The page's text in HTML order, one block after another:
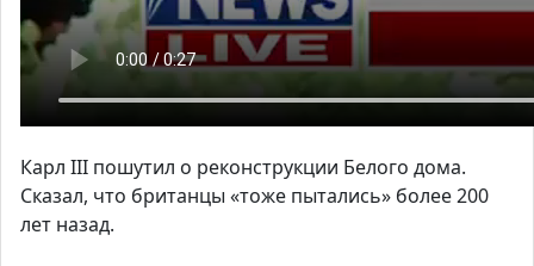
Карл III пошутил о реконструкции Белого дома.
Сказал, что британцы «тоже пытались» более 200
лет назад.